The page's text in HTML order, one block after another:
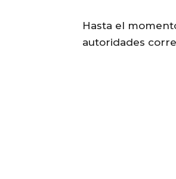
Hasta el
autoridades